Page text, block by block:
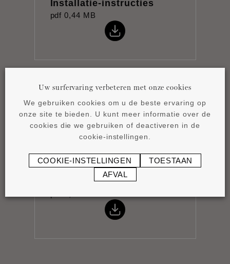
Installatie-instructies
pdf 0,44 MB
Gegevensblad
pdf 0,83 MB
Product overview
Uw surfervaring verbeteren met onze cookies
We gebruiken cookies om u de beste ervaring op
onze site te bieden. U kunt meer informatie over de
cookies die we gebruiken of deactiveren in de
cookie-instellingen.
COOKIE-INSTELLINGEN
TOESTAAN
AFVAL